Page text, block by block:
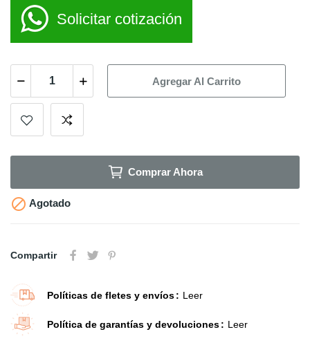
Solicitar cotización
Agregar Al Carrito
Comprar Ahora
 Agotado
Compartir
Políticas de fletes y envíos Leer
Política de garantías y devoluciones Leer